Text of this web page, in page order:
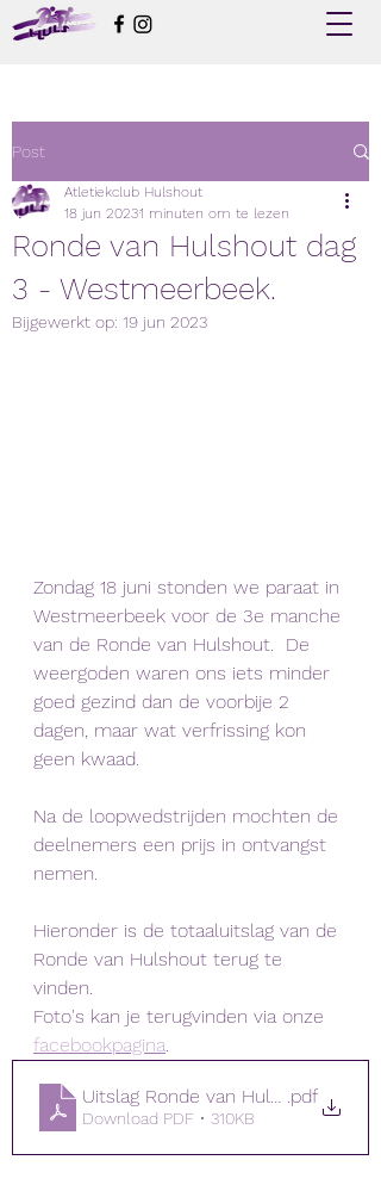
Post
Ronde van Hulshout dag
3 - Westmeerbeek.
Atletiekclub Hulshout
18 jun 20231 minuten om te lezen
Bijgewerkt op: 19 jun 2023
Zondag 18 juni stonden we paraat in
Westmeerbeek voor de 3e manche
van de Ronde van Hulshout.  De
weergoden waren ons iets minder
goed gezind dan de voorbije 2
dagen, maar wat verfrissing kon
geen kwaad.
Na de loopwedstrijden mochten de
deelnemers een prijs in ontvangst
nemen.
Hieronder is de totaaluitslag van de
Ronde van Hulshout terug te
vinden.
Foto's kan je terugvinden via onze
facebookpagina.
Uitslag Ronde van Hulshout dag
.pdf
Download PDF • 310KB